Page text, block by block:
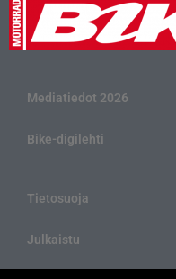
Mediatiedot 2026
Bike-digilehti
Tietosuoja
Julkaistu